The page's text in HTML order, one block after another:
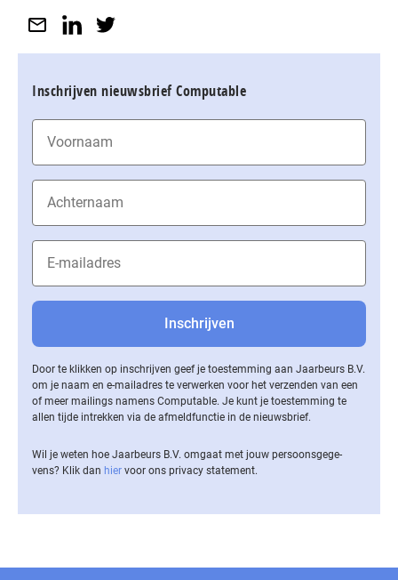
Inschrijven nieuwsbrief Computable
Door te klikken op inschrijven geef je toestemming aan Jaarbeurs B.V.
om je naam en e-mailadres te verwerken voor het verzenden van een
of meer mailings namens Computable. Je kunt je toestemming te
allen tijde intrekken via de af­meld­func­tie in de nieuwsbrief.
Wil je weten hoe Jaarbeurs B.V. omgaat met jouw per­soons­ge­ge­
vens? Klik dan hier voor ons privacy statement.